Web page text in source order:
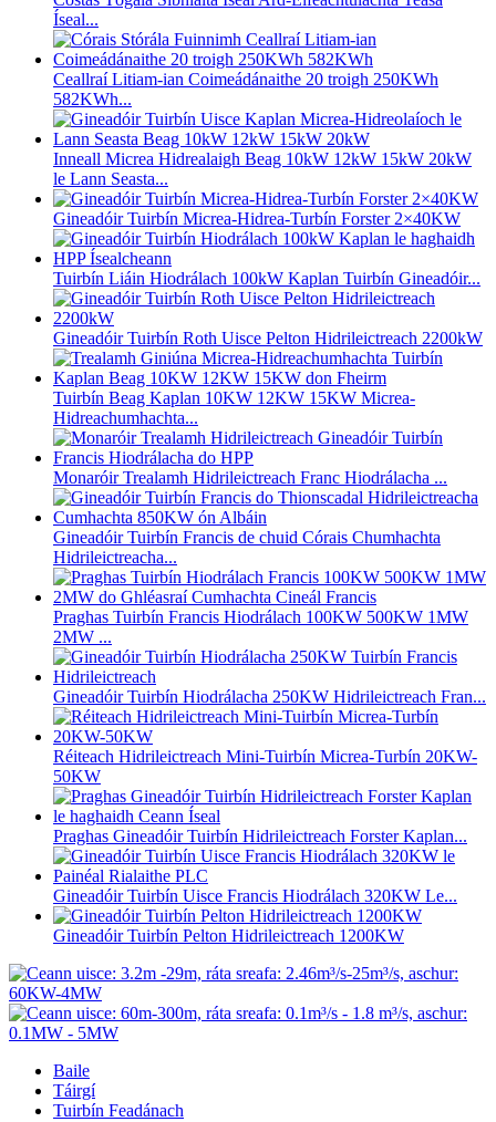
Íseal...
Ceallraí Litiam-ian Coimeádánaithe 20 troigh 250KWh
582KWh...
Inneall Micrea Hidrealaigh Beag 10kW 12kW 15kW 20kW
le Lann Seasta...
Gineadóir Tuirbín Micrea-Hidrea-Turbín Forster 2×40KW
Tuirbín Liáin Hiodrálach 100kW Kaplan Tuirbín Gineadóir...
Gineadóir Tuirbín Roth Uisce Pelton Hidrileictreach 2200kW
Tuirbín Beag Kaplan 10KW 12KW 15KW Micrea-
Hidreachumhachta...
Monaróir Trealamh Hidrileictreach Franc Hiodrálacha ...
Gineadóir Tuirbín Francis de chuid Córais Chumhachta
Hidrileictreacha...
Praghas Tuirbín Francis Hiodrálach 100KW 500KW 1MW
2MW ...
Gineadóir Tuirbín Hiodrálacha 250KW Hidrileictreach Fran...
Réiteach Hidrileictreach Mini-Tuirbín Micrea-Turbín 20KW-
50KW
Praghas Gineadóir Tuirbín Hidrileictreach Forster Kaplan...
Gineadóir Tuirbín Uisce Francis Hiodrálach 320KW Le...
Gineadóir Tuirbín Pelton Hidrileictreach 1200KW
Baile
Táirgí
Tuirbín Feadánach